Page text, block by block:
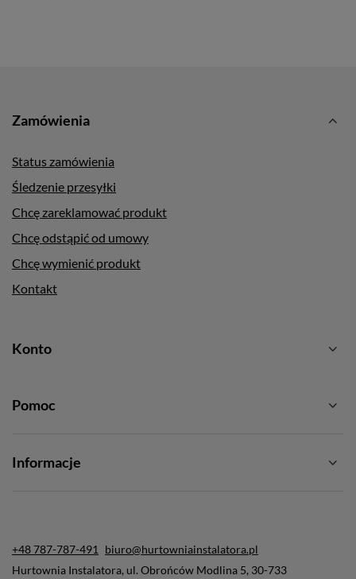
Zamówienia
Status zamówienia
Śledzenie przesyłki
Chcę zareklamować produkt
Chcę odstąpić od umowy
Chcę wymienić produkt
Kontakt
Konto
Pomoc
Informacje
+48 787-787-491
biuro@hurtowniainstalatora.pl
Hurtownia Instalatora, ul. Obrońców Modlina 5, 30-733